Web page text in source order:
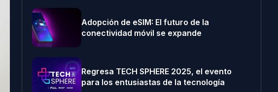
Adopción de eSIM: El futuro de la
conectividad móvil se expande
Regresa TECH SPHERE 2025, el evento
para los entusiastas de la tecnología